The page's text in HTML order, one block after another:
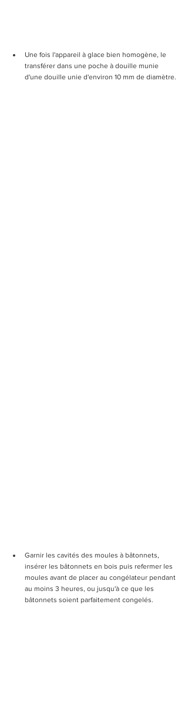
Une fois l'appareil à glace bien homogène, le
transférer dans une poche à douille munie
d'une douille unie d'environ 10 mm de diamètre.
Garnir les cavités des moules à bâtonnets,
insérer les bâtonnets en bois puis refermer les
moules avant de placer au congélateur pendant
au moins 3 heures, ou jusqu'à ce que les
bâtonnets soient parfaitement congelés.